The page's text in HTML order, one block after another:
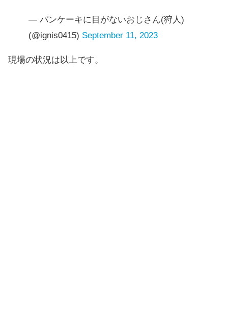
— パンケーキに目がないおじさん(狩人)
(@ignis0415) September 11, 2023
現場の状況は以上です。